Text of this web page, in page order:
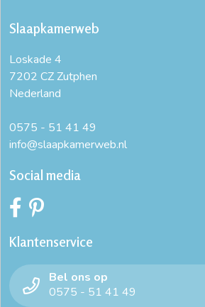
Slaapkamerweb
Loskade 4
7202 CZ Zutphen
Nederland
0575 - 51 41 49
info@slaapkamerweb.nl
Social media
Klantenservice
Bel ons op
0575 - 51 41 49